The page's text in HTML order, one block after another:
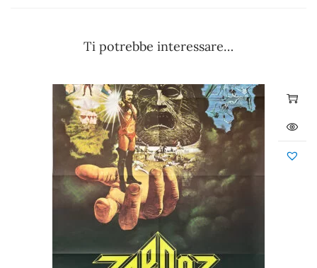
Ti potrebbe interessare…